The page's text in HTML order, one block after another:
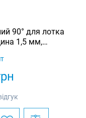
90° для лотка
1,5 мм,